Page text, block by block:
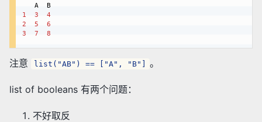
1
3
4
2
5
6
3
7 8
注意 list("AB") == ["A", "B"] 。
list of booleans 有两个问题：
不好取反